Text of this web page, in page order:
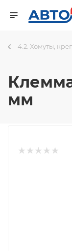
4.2. Хомуты,
мм